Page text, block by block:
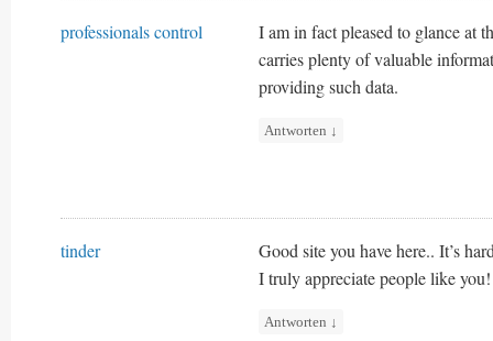
professionals control
I am in fact pleased to glance at
carries plenty of valuable
providing such data.
Antworten ↓
tinder
Good site you have here.. It’s
I truly appreciate people like
Antworten ↓